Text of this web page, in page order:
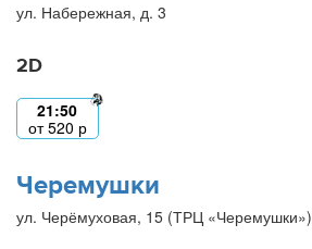
ул. Набережная, д. 3
2D
21:50
от520 р
Черемушки
ул. Черёмуховая, 15 (ТРЦ «Черемушки»)